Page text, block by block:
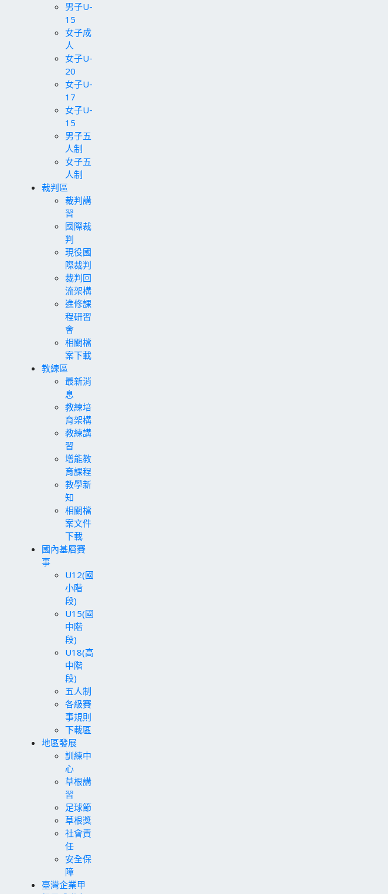
男子U-
15
女子成
人
女子U-
20
女子U-
17
女子U-
15
男子五
人制
女子五
人制
裁判區
裁判講
習
國際裁
判
現役國
際裁判
裁判回
流架構
進修課
程研習
會
相關檔
案下載
教練區
最新消
息
教練培
育架構
教練講
習
增能教
育課程
教學新
知
相關檔
案文件
下載
國內基層賽
事
U12(國
小階
段)
U15(國
中階
段)
U18(高
中階
段)
五人制
各級賽
事規則
下載區
地區發展
訓練中
心
草根講
習
足球節
草根獎
社會責
任
安全保
障
臺灣企業甲